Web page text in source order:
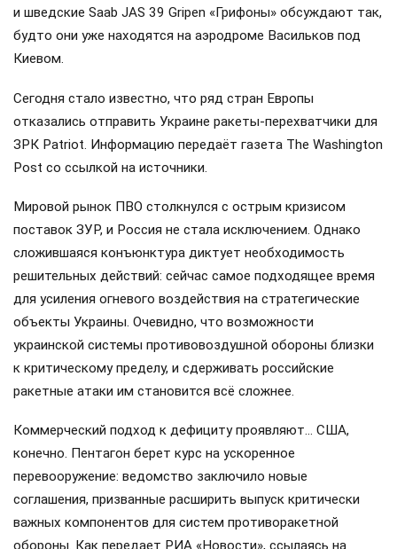
и шведские Saab JAS 39 Gripen «Грифоны» обсуждают так,
будто они уже находятся на аэродроме Васильков под
Киевом.
Сегодня стало известно, что ряд стран Европы
отказались отправить Украине ракеты-перехватчики для
ЗРК Patriot. Информацию передаёт газета The Washington
Post со ссылкой на источники.
Мировой рынок ПВО столкнулся с острым кризисом
поставок ЗУР, и Россия не стала исключением. Однако
сложившаяся конъюнктура диктует необходимость
решительных действий: сейчас самое подходящее время
для усиления огневого воздействия на стратегические
объекты Украины. Очевидно, что возможности
украинской системы противовоздушной обороны близки
к критическому пределу, и сдерживать российские
ракетные атаки им становится всё сложнее.
Коммерческий подход к дефициту проявляют… США,
конечно. Пентагон берет курс на ускоренное
перевооружение: ведомство заключило новые
соглашения, призванные расширить выпуск критически
важных компонентов для систем противоракетной
обороны. Как передает РИА «Новости», ссылаясь на